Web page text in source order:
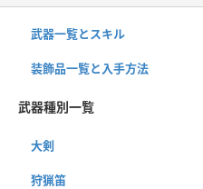
武器一覧とスキル
装飾品一覧と入手方法
武器種別一覧
大剣
狩猟笛